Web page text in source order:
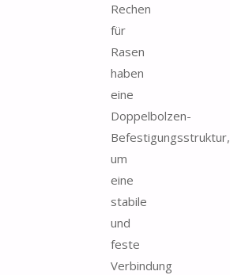
Rechen
für
Rasen
haben
eine
Doppelbolzen-
Befestigungsstruktur,
um
eine
stabile
und
feste
Verbindung